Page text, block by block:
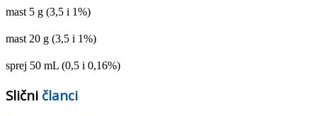
mast 5 g (3,5 i 1%)
mast 20 g (3,5 i 1%)
sprej 50 mL (0,5 i 0,16%)
Slični članci